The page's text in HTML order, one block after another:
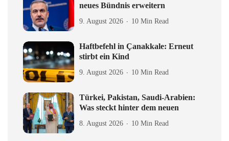
neues Bündnis erweitern
9. August 2026 10 Min Read
Haftbefehl in Çanakkale: Erneut
stirbt ein Kind
9. August 2026 10 Min Read
Türkei, Pakistan, Saudi-Arabien:
Was steckt hinter dem neuen
8. August 2026 10 Min Read